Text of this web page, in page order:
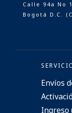
Calle 94a No
Bogotá D.C.
Envíos
Ingreso